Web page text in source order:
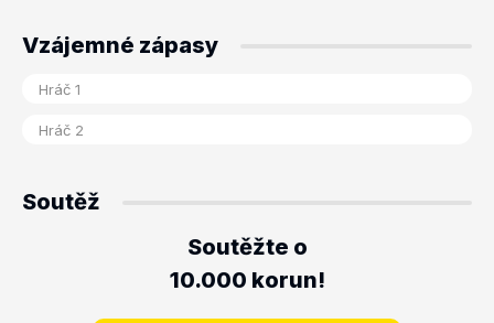
Vzájemné zápasy
Soutěž
Soutěžte o
10.000 korun!